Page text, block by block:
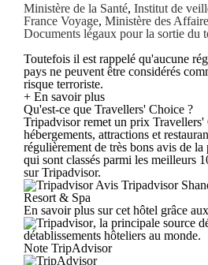
Ministère de la Santé, Institut de
France Voyage, Ministère des
Documents légaux pour la sortie du
Toutefois il est rappelé qu'aucune
pays ne peuvent être considérés
risque terroriste.
+ En savoir plus
Qu'est-ce que Travellers' Choice ?
Tripadvisor remet un prix Travellers'
hébergements, attractions et
régulièrement de très bons avis de la
qui sont classés parmi les meilleurs
sur Tripadvisor.
Avis Tripadvisor
Resort & Spa
En savoir plus sur cet hôtel grâce
, la principale source
détablissements hôteliers au monde.
Note TripAdvisor